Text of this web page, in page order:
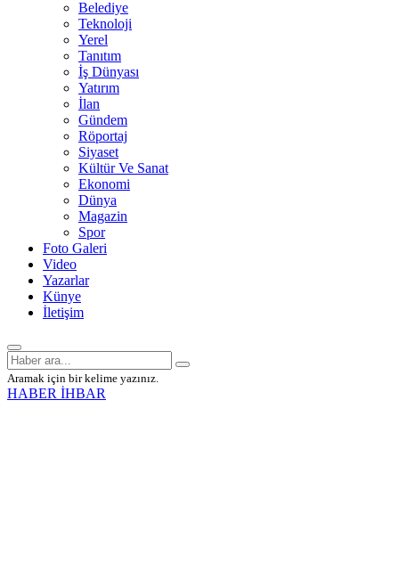
Belediye
Teknoloji
Yerel
Tanıtım
İş Dünyası
Yatırım
İlan
Gündem
Röportaj
Siyaset
Kültür Ve Sanat
Ekonomi
Dünya
Magazin
Spor
Foto Galeri
Video
Yazarlar
Künye
İletişim
Aramak için bir kelime yazınız.
HABER İHBAR